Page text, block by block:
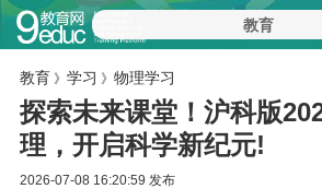
教育 》 学习 》 物理学习
探索未来课堂！沪科版
理，开启科学新纪元!
2026-07-08 16:20:59 发布